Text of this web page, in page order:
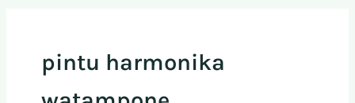
pintu harmonika